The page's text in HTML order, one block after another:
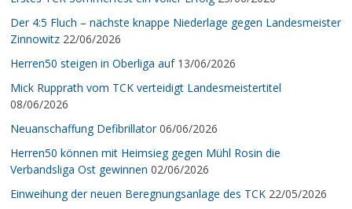
Der 4:5 Fluch – nächste knappe Niederlage gegen Landesmeister
Zinnowitz 22/06/2026
Herren50 steigen in Oberliga auf 13/06/2026
Mick Rupprath vom TCK verteidigt Landesmeistertitel
08/06/2026
Neuanschaffung Defibrillator 06/06/2026
Herren50 können mit Heimsieg gegen Mühl Rosin die
Verbandsliga Ost gewinnen 02/06/2026
Einweihung der neuen Beregnungsanlage des TCK 22/05/2026